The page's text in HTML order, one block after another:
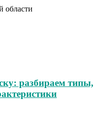
области
разбираем типы,